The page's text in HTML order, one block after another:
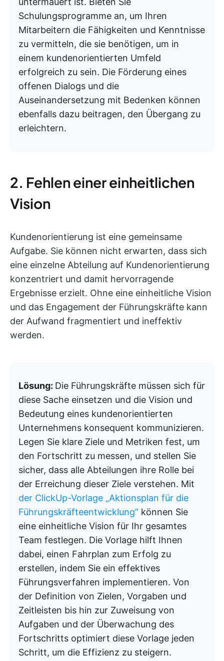
Schulungsprogramme an, um Ihren
Mitarbeitern die Fähigkeiten und Kenntnisse
zu vermitteln, die sie benötigen, um in
einem kundenorientierten Umfeld
erfolgreich zu sein. Die Förderung eines
offenen Dialogs und die
Auseinandersetzung mit Bedenken können
ebenfalls dazu beitragen, den Übergang zu
erleichtern.
2. Fehlen einer einheitlichen
Vision
Kundenorientierung ist eine gemeinsame
Aufgabe. Sie können nicht erwarten, dass sich
eine einzelne Abteilung auf Kundenorientierung
konzentriert und damit hervorragende
Ergebnisse erzielt. Ohne eine einheitliche Vision
und das Engagement der Führungskräfte kann
der Aufwand fragmentiert und ineffektiv
werden.
Lösung: Die Führungskräfte müssen sich für
diese Sache einsetzen und die Vision und
Bedeutung eines kundenorientierten
Unternehmens konsequent kommunizieren.
Legen Sie klare Ziele und Metriken fest, um
den Fortschritt zu messen, und stellen Sie
sicher, dass alle Abteilungen ihre Rolle bei
der Erreichung dieser Ziele verstehen. Mit
der ClickUp-Vorlage „Aktionsplan für die
Führungskräfteentwicklung” können Sie
eine einheitliche Vision für Ihr gesamtes
Team festlegen. Die Vorlage hilft Ihnen
dabei, einen Fahrplan zum Erfolg zu
erstellen, indem Sie ein effektives
Führungsverfahren implementieren. Von
der Definition von Zielen, Vorgaben und
Zeitleisten bis hin zur Zuweisung von
Aufgaben und der Überwachung des
Fortschritts optimiert diese Vorlage jeden
Schritt, um die Effizienz zu steigern.